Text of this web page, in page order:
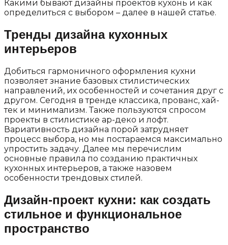
Какими бывают дизайны проектов кухонь и как
определиться с выбором – далее в нашей статье.
Тренды дизайна кухонных
интерьеров
Добиться гармоничного оформления кухни
позволяет знание базовых стилистических
направлений, их особенностей и сочетания друг с
другом. Сегодня в тренде классика, прованс, хай-
тек и минимализм. Также пользуются спросом
проекты в стилистике ар-деко и лофт.
Вариативность дизайна порой затрудняет
процесс выбора, но мы постараемся максимально
упростить задачу. Далее мы перечислим
основные правила по созданию практичных
кухонных интерьеров, а также назовем
особенности трендовых стилей.
Дизайн-проект кухни: как создать
стильное и функциональное
пространство